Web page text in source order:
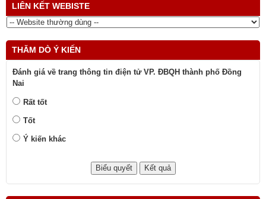
THĂM DÒ Ý KIẾN
Đánh giá về trang thông tin điện tử VP. ĐBQH thành phố Đồng
Nai
SỐ LƯỢT TRUY CẬP